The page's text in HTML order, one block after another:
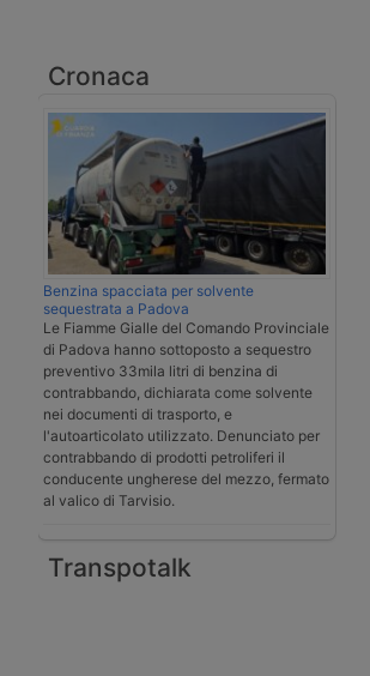
Cronaca
Benzina spacciata per solvente
sequestrata a Padova
Le Fiamme Gialle del Comando Provinciale
di Padova hanno sottoposto a sequestro
preventivo 33mila litri di benzina di
contrabbando, dichiarata come solvente
nei documenti di trasporto, e
l'autoarticolato utilizzato. Denunciato per
contrabbando di prodotti petroliferi il
conducente ungherese del mezzo, fermato
al valico di Tarvisio.
Transpotalk